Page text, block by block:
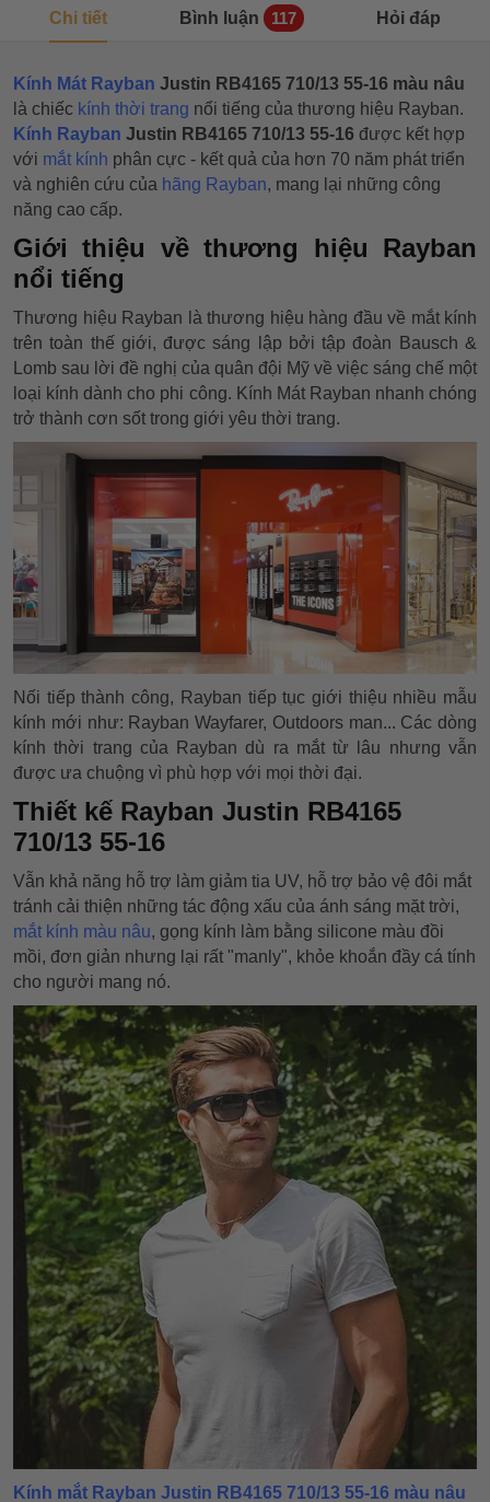
Chi tiết Bình luận 117 Hỏi đáp
Kính Mát Rayban Justin RB4165 710/13 55-16 màu nâu
là chiếc kính thời trang nổi tiếng của thương hiệu Rayban.
Kính Rayban Justin RB4165 710/13 55-16 được kết hợp
với mắt kính phân cực - kết quả của hơn 70 năm phát triển
và nghiên cứu của hãng Rayban, mang lại những công
năng cao cấp.
Giới thiệu về thương hiệu Rayban
nổi tiếng
Thương hiệu Rayban là thương hiệu hàng đầu về mắt kính
trên toàn thế giới, được sáng lập bởi tập đoàn Bausch &
Lomb sau lời đề nghị của quân đội Mỹ về việc sáng chế một
loại kính dành cho phi công. Kính Mát Rayban nhanh chóng
trở thành cơn sốt trong giới yêu thời trang.
Nối tiếp thành công, Rayban tiếp tục giới thiệu nhiều mẫu
kính mới như: Rayban Wayfarer, Outdoors man... Các dòng
kính thời trang của Rayban dù ra mắt từ lâu nhưng vẫn
được ưa chuộng vì phù hợp với mọi thời đại.
Thiết kế Rayban Justin RB4165
710/13 55-16
Vẫn khả năng hỗ trợ làm giảm tia UV, hỗ trợ bảo vệ đôi mắt
tránh cải thiện những tác động xấu của ánh sáng mặt trời,
mắt kính màu nâu, gọng kính làm bằng silicone màu đồi
mồi, đơn giản nhưng lại rất "manly", khỏe khoắn đầy cá tính
cho người mang nó.
Kính mắt Rayban Justin RB4165 710/13 55-16 màu nâu